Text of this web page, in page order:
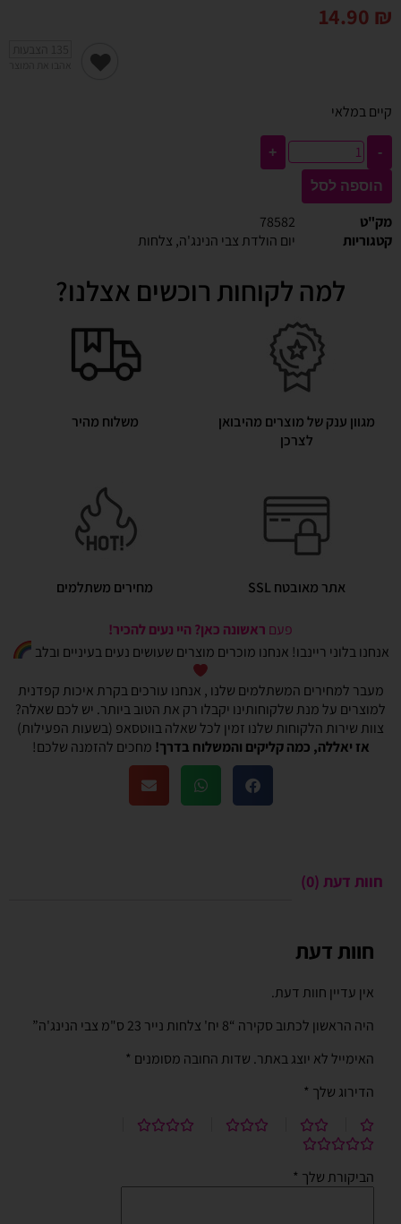
14.90 ₪
קיים במלאי
-
+
הוספה לסל
מק"ט
78582
קטגוריות
יום הולדת צבי הנינג'ה, צלחות
למה לקוחות רוכשים אצלנו?
מגוון ענק של מוצרים מהיבואן
לצרכן
משלוח מהיר
אתר מאובטח SSL מחירים משתלמים
פעם ראשונה כאן? היי נעים להכיר!
אנחנו בלוני ריינבו! אנחנו מוכרים מוצרים שעושים נעים בעיניים ובלב
מעבר למחירים המשתלמים שלנו , אנחנו עורכים בקרת איכות קפדנית
למוצרים על מנת שלקוחותינו יקבלו רק את הטוב ביותר. יש לכם שאלה?
צוות שירות הלקוחות שלנו זמין לכל שאלה בווטסאפ (בשעות הפעילות)
אז יאללה, כמה קליקים והמשלוח בדרך! מחכים להזמנה שלכם!
חוות דעת (0)
חוות דעת
אין עדיין חוות דעת.
היה הראשון לכתוב סקירה “8 יח' צלחות נייר 23 ס"מ צבי הנינג'ה”
האימייל לא יוצג באתר. שדות החובה מסומנים *
הדירוג שלך *
הביקורת שלך *